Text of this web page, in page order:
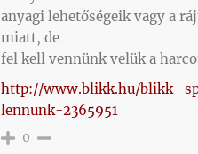
anyagi lehetőségeik vagy a
miatt, de
fel kell vennünk velük a
http://www.blikk.hu/
lennunk-2365951
0